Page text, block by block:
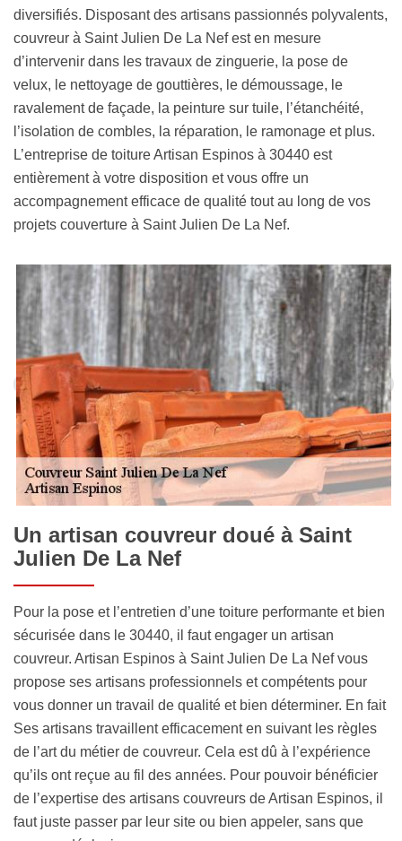
diversifiés. Disposant des artisans passionnés polyvalents,
couvreur à Saint Julien De La Nef est en mesure
d’intervenir dans les travaux de zinguerie, la pose de
velux, le nettoyage de gouttières, le démoussage, le
ravalement de façade, la peinture sur tuile, l’étanchéité,
l’isolation de combles, la réparation, le ramonage et plus.
L’entreprise de toiture Artisan Espinos à 30440 est
entièrement à votre disposition et vous offre un
accompagnement efficace de qualité tout au long de vos
projets couverture à Saint Julien De La Nef.
Un artisan couvreur doué à Saint
Julien De La Nef
Pour la pose et l’entretien d’une toiture performante et bien
sécurisée dans le 30440, il faut engager un artisan
couvreur. Artisan Espinos à Saint Julien De La Nef vous
propose ses artisans professionnels et compétents pour
vous donner un travail de qualité et bien déterminer. En fait
Ses artisans travaillent efficacement en suivant les règles
de l’art du métier de couvreur. Cela est dû à l’expérience
qu’ils ont reçue au fil des années. Pour pouvoir bénéficier
de l’expertise des artisans couvreurs de Artisan Espinos, il
faut juste passer par leur site ou bien appeler, sans que